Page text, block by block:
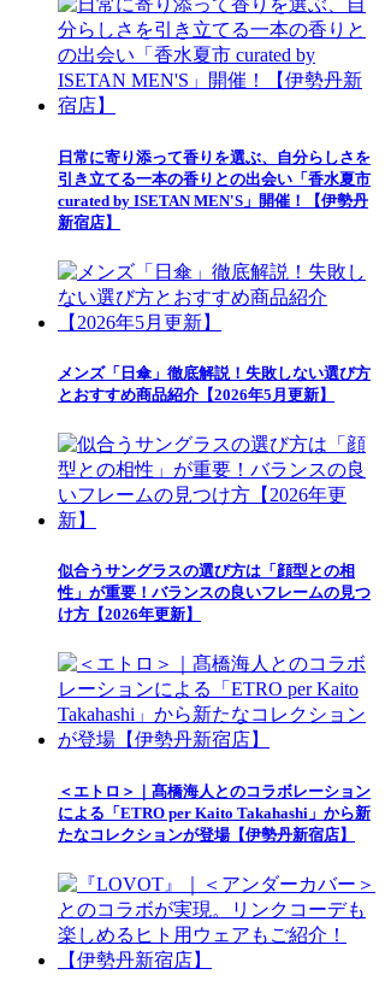
日常に寄り添って香りを選ぶ、自分らしさを
引き立てる一本の香りとの出会い「香水夏市
curated by ISETAN MEN'S」開催！【伊勢丹
新宿店】
メンズ「日傘」徹底解説！失敗しない選び方
とおすすめ商品紹介【2026年5月更新】
似合うサングラスの選び方は「顔型との相
性」が重要！バランスの良いフレームの見つ
け方【2026年更新】
＜エトロ＞｜髙橋海人とのコラボレーション
による「ETRO per Kaito Takahashi」から新
たなコレクションが登場【伊勢丹新宿店】